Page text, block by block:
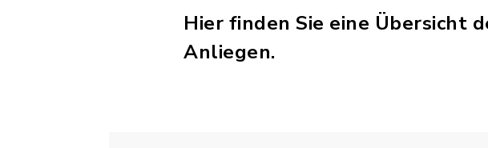
Hier finden Sie eine Übersicht
Anliegen.